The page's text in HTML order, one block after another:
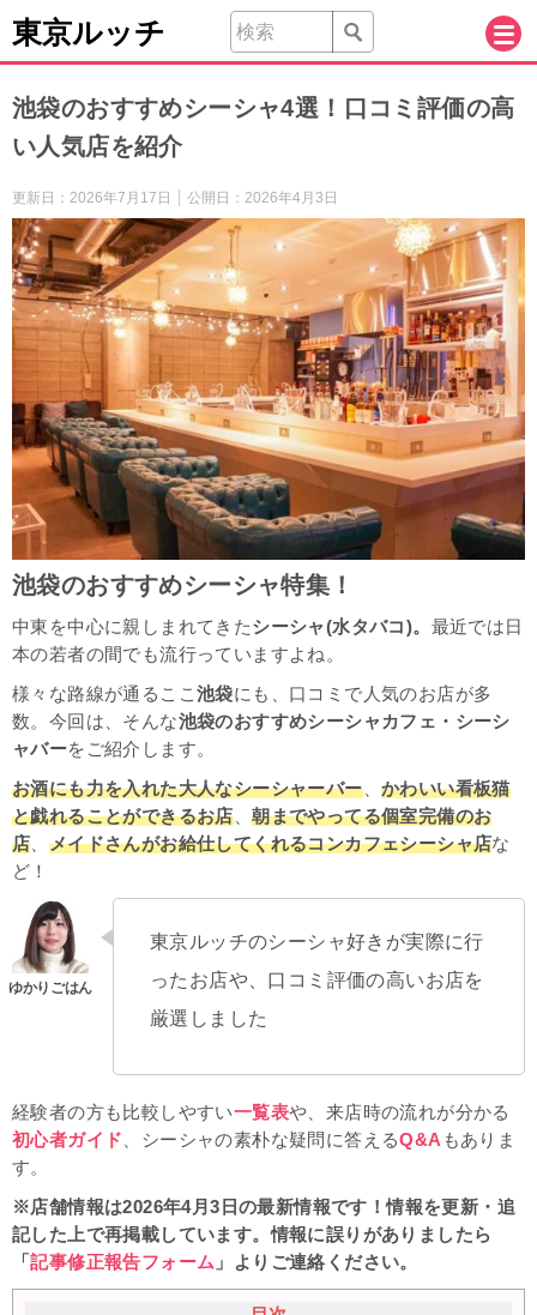
東京ルッチ
池袋のおすすめシーシャ4選！口コミ評価の高
い人気店を紹介
更新日： 2026年7月17日 公開日： 2026年4月3日
池袋のおすすめシーシャ特集！
中東を中心に親しまれてきたシーシャ(水タバコ)。 最近では日
本の若者の間でも流行っていますよね。
様々な路線が通るここ 池袋にも、口コミで人気のお店が多
数。今回は、そんな池袋のおすすめシーシャカフェ・シーシ
ャバーをご紹介します。
お酒にも力を入れた大人なシーシャーバー、かわいい看板猫
と戯れることができるお店、朝までやってる個室完備のお
店
メイドさんがお給仕してくれるコンカフェシーシャ店な
ど！
東京ルッチのシーシャ好きが実際に行
ったお店や、口コミ評価の高いお店を
厳選しました
経験者の方も比較しやすい一覧表や、来店時の流れが分かる
初心者ガイド 、シーシャの素朴な疑問に答えるQ&A もありま
す。
※店舗情報は2026年4月3日の最新情報です！情報を更新・追
記した上で再掲載しています。情報に誤りがありましたら
「記事修正報告フォーム 」よりご連絡ください。